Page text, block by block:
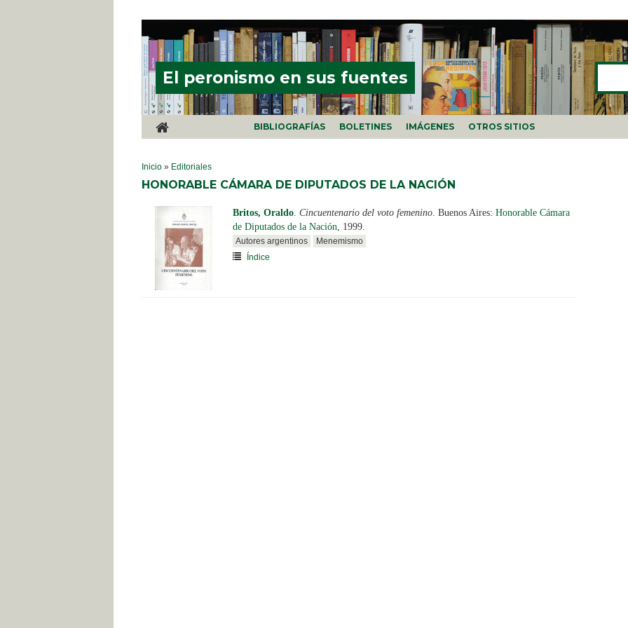
El peronismo en sus fuentes
Buscar
BIBLIOGRAFÍAS BOLETINES IMÁGENES OTROS SITIOS
SE ENCUENTRA USTED AQUÍ
Inicio » Editoriales
HONORABLE CÁMARA DE DIPUTADOS DE LA NACIÓN
Britos, Oraldo. Cincuentenario del voto femenino. Buenos Aires: Honorable Cámara
de Diputados de la Nación, 1999.
Autores argentinos
Menemismo
Índice